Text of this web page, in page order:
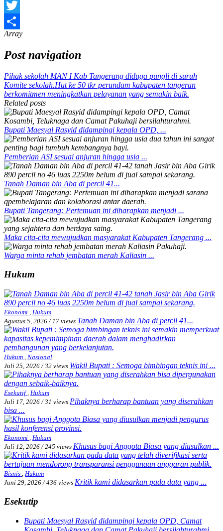
WhatsApp
Twitter
Share
Array
Post navigation
Pihak sekolah MAN I Kab Tangerang diduga pungli di suruh
Komite sekolah.Hut ke 50 tkr perundam kabupaten tangeran
berkomitmen meningkatkan pelayanan yang semakin baik.
Related posts
Bupati Maesyal Rasyid didampingi kepala OPD, ...
Pemberian ASI sesuai anjuran hingga usia ...
Tanah Daman bin Aba di percil 41...
Bupati Tangerang: Pertemuan ini diharapkan menjadi ...
Maka cita-cita mewujudkan masyarakat Kabupaten Tangerang ...
Warga minta rehab jembatan merah Kaliasin ...
Hukum
Ekonomi , Hukum
Agustus 5, 2026 / 17 views Tanah Daman bin Aba di percil 41...
Hukum , Nasional
Juli 25, 2026 / 32 views Wakil Bupati : Semoga bimbingan teknis ini ...
Esekutif , Hukum
Juli 17, 2026 / 31 views Pihaknya berharap bantuan yang diserahkan
bisa ...
Ekonomi , Hukum
Juli 12, 2026 / 245 views Khusus bagi Anggota Biasa yang diusulkan ...
Bisnis , Hukum
Juni 29, 2026 / 436 views Kritik kami didasarkan pada data yang ...
Esekutip
Bupati Maesyal Rasyid didampingi kepala OPD, Camat